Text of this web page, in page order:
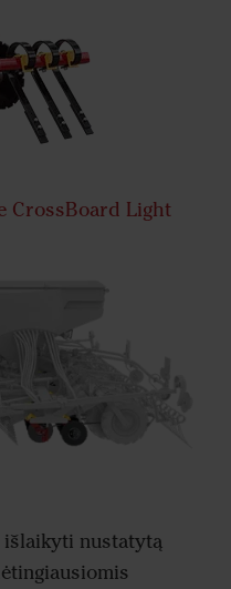
CrossBoard Light
išlaikyti nustatytą